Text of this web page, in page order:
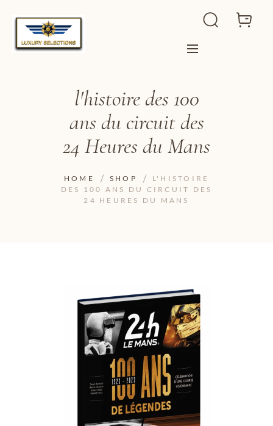
l'histoire des 100
ans du circuit des
24 Heures du Mans
HOME SHOP
L'HISTOIRE
DES 100 ANS DU CIRCUIT DES
24 HEURES DU MANS
ADD TO WISHLIST